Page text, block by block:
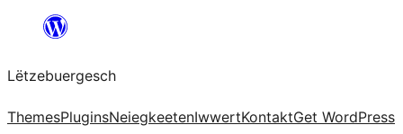
content
Lëtzebuergesch
ThemesPluginsNeiegkeetenIwwertKontaktGet WordPress